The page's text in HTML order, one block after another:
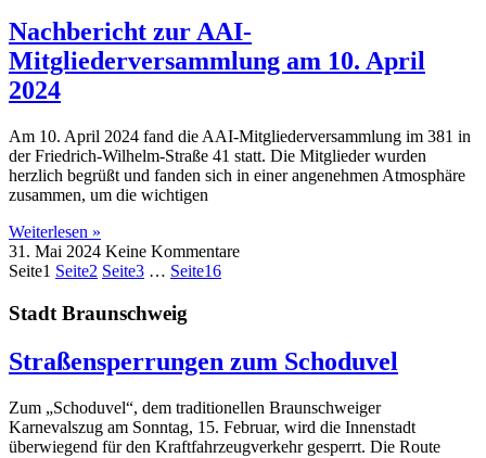
Nachbericht zur AAI-
Mitgliederversammlung am 10. April
2024
Am 10. April 2024 fand die AAI-Mitgliederversammlung im 381 in
der Friedrich-Wilhelm-Straße 41 statt. Die Mitglieder wurden
herzlich begrüßt und fanden sich in einer angenehmen Atmosphäre
zusammen, um die wichtigen
Weiterlesen »
31. Mai 2024 Keine Kommentare
Seite1 Seite2 Seite3 … Seite16
Stadt Braunschweig
Straßensperrungen zum Schoduvel
Zum „Schoduvel“, dem traditionellen Braunschweiger
Karnevalszug am Sonntag, 15. Februar, wird die Innenstadt
überwiegend für den Kraftfahrzeugverkehr gesperrt. Die Route